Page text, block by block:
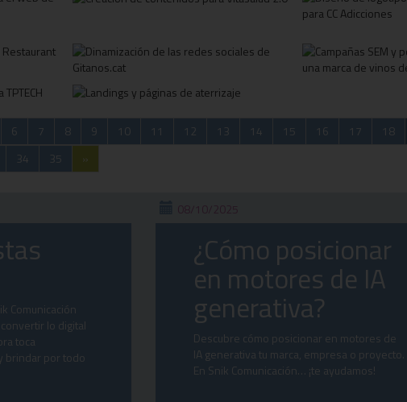
6 7 8 9 10 11 12 13 14 15 16 17 18
34 35 »
Comunicación
lo digital
toca
brindar por todo
08/10/2025
¿Cómo posicionar
en motores de IA
generativa?
Descubre cómo posicionar en motores de
IA generativa tu marca, empresa o proyecto.
En Snik Comunicación… ¡te ayudamos!